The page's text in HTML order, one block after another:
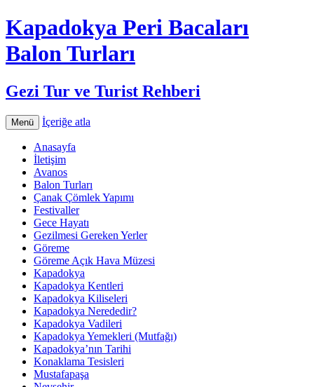
Kapadokya Peri Bacaları
Balon Turları
Gezi Tur ve Turist Rehberi
Menü İçeriğe atla
Anasayfa
İletişim
Avanos
Balon Turları
Çanak Çömlek Yapımı
Festivaller
Gece Hayatı
Gezilmesi Gereken Yerler
Göreme
Göreme Açık Hava Müzesi
Kapadokya
Kapadokya Kentleri
Kapadokya Kiliseleri
Kapadokya Nerededir?
Kapadokya Vadileri
Kapadokya Yemekleri (Mutfağı)
Kapadokya’nın Tarihi
Konaklama Tesisleri
Mustafapaşa